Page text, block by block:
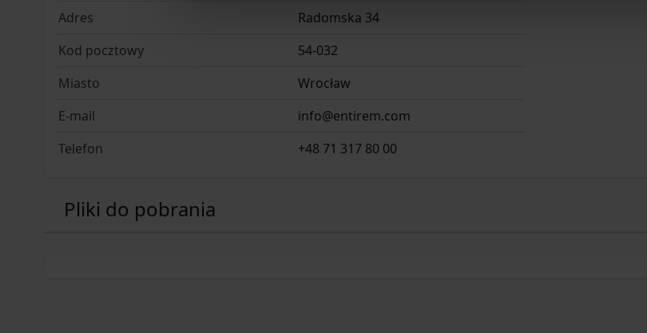
Adres
Radomska 34
Kod pocztowy
54-032
Miasto
Wrocław
E-mail
info@entirem.com
Telefon
+48 71 317 80 00
Pliki do pobrania